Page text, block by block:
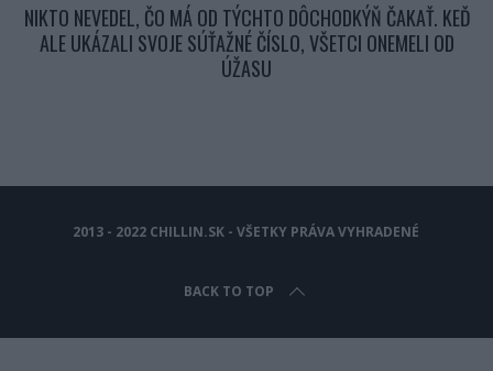
NIKTO NEVEDEL, ČO MÁ OD TÝCHTO DÔCHODKÝŇ ČAKAŤ. KEĎ
ALE UKÁZALI SVOJE SÚŤAŽNÉ ČÍSLO, VŠETCI ONEMELI OD
ÚŽASU
2013 - 2022 CHILLIN.SK - VŠETKY PRÁVA VYHRADENÉ
BACK TO TOP